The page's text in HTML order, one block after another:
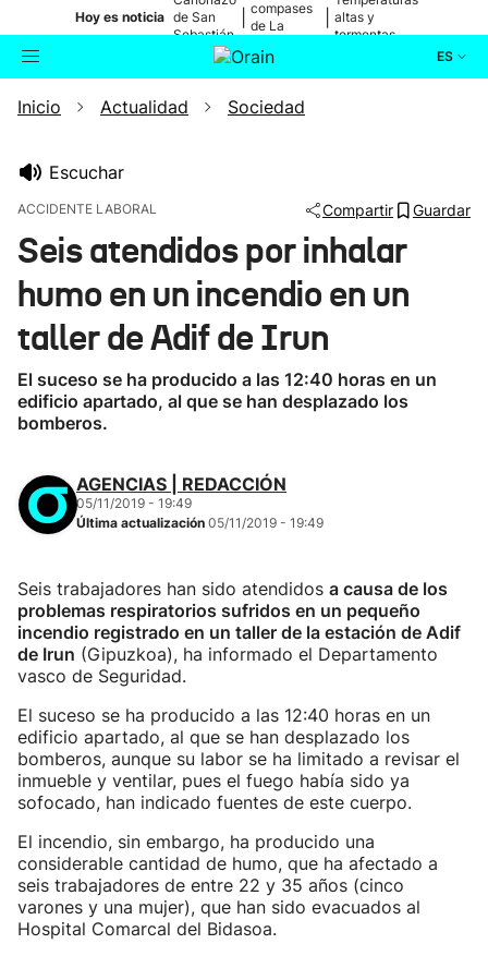
Hoy es noticia de San
Sebastián
compases
de La
altas y
tormentas
ES
Buscador Actualidad
Ikusmiran
Eguraldia
Inicio Actualidad Sociedad
Escuchar
ACCIDENTE LABORAL Compartir Guardar
Seis atendidos por inhalar
humo en un incendio en un
taller de Adif de Irun
El suceso se ha producido a las 12:40 horas en un
edificio apartado, al que se han desplazado los
bomberos.
AGENCIAS | REDACCIÓN
05/11/2019 - 19:49
Última actualización 05/11/2019 - 19:49
Seis trabajadores han sido atendidos a causa de los
problemas respiratorios sufridos en un pequeño
incendio registrado en un taller de la estación de Adif
de Irun (Gipuzkoa), ha informado el Departamento
vasco de Seguridad.
El suceso se ha producido a las 12:40 horas en un
edificio apartado, al que se han desplazado los
bomberos, aunque su labor se ha limitado a revisar el
inmueble y ventilar, pues el fuego había sido ya
sofocado, han indicado fuentes de este cuerpo.
El incendio, sin embargo, ha producido una
considerable cantidad de humo, que ha afectado a
seis trabajadores de entre 22 y 35 años (cinco
varones y una mujer), que han sido evacuados al
Hospital Comarcal del Bidasoa.